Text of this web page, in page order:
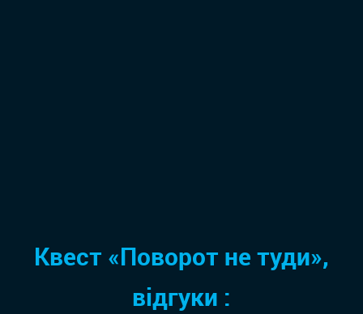
Квест «Поворот не туди»,
відгуки :